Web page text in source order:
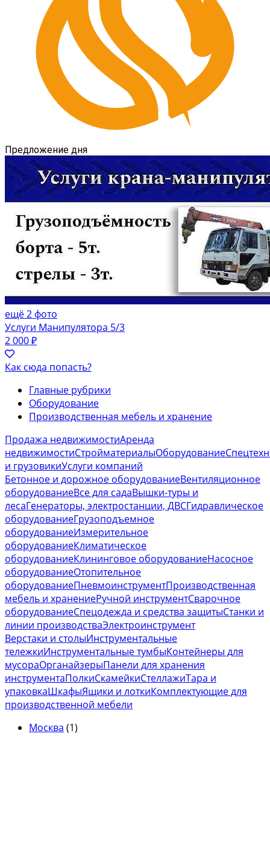
Предложение дня
ещё 2 фото
Услуги Манипулятора 5/3
2 000 ₽
Как сюда попасть?
Главные рубрики
Оборудование
Производственная мебель и хранение
Продажа недвижимостиАренда
недвижимостиСтройматериалыОборудование
и грузовикиУслуги компаний
Бетонное и дорожное оборудованиеВентиляционное
оборудованиеВсе для садаВышки-туры и
лесаГенераторы, электростанции, ДВСГидравлическое
оборудованиеГрузоподъемное
оборудованиеИзмерительное
оборудованиеКлиматическое
оборудованиеКлининговое оборудованиеНасосное
оборудованиеОтопительное
оборудованиеПневмоинструментПроизводственная
мебель и хранениеРучной инструментСварочное
оборудованиеСпецодежда и средства защитыСтанки и
линии производстваЭлектроинструмент
Верстаки и столыИнструментальные
тележкиИнструментальные тумбыКонтейнеры для
мусораОрганайзерыПанели для хранения
инструментаПолкиСкамейкиСтеллажиТара и
упаковкаШкафыЯщики и лоткиКомплектующие для
производственной мебели
Москва (1)